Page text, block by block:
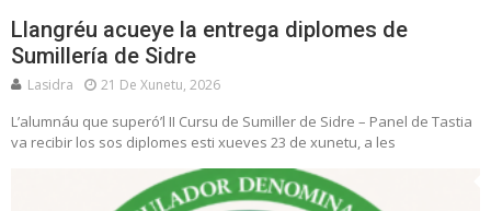
Llangréu acueye la entrega diplomes de
Sumillería de Sidre
Lasidra 21 De Xunetu, 2026
L’alumnáu que superó’l II Cursu de Sumiller de Sidre – Panel de Tastia
va recibir los sos diplomes esti xueves 23 de xunetu, a les